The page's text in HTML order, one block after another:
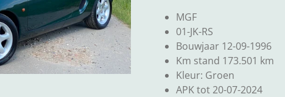
MGF
01-JK-RS
Bouwjaar 12-09-1996
Km stand 173.501 km
Kleur: Groen
APK tot 20-07-2024